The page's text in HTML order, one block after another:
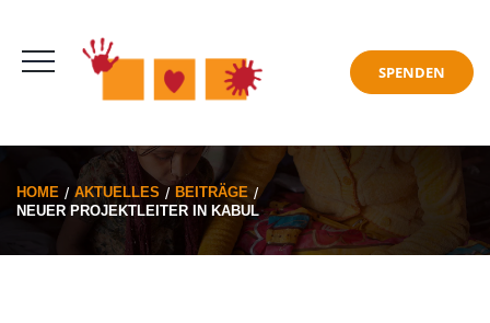
HOME AKTUELLES
BEITRÄGE
NEUER PROJEKTLEITER IN KABUL